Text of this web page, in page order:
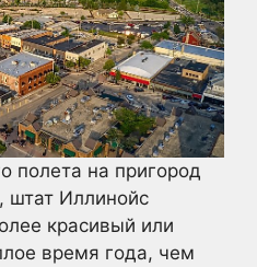
полета на пригород
штат Иллинойс
красивый или
время года, чем